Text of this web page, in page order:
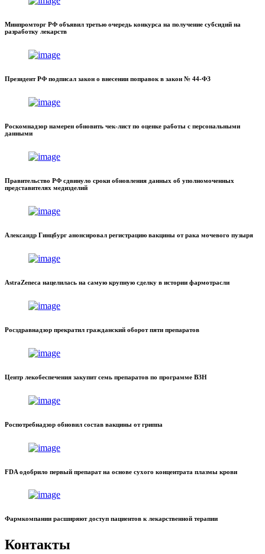
Минпромторг РФ объявил третью очередь конкурса на получение субсидий на
разработку лекарств
Президент РФ подписал закон о внесении поправок в закон № 44-ФЗ
Роскомнадзор намерен обновить чек-лист по оценке работы с персональными
данными
Правительство РФ сдвинуло сроки обновления данных об уполномоченных
представителях медизделий
Александр Гинцбург анонсировал регистрацию вакцины от рака мочевого пузыря
AstraZeneca нацелилась на самую крупную сделку в истории фармотрасли
Росздравнадзор прекратил гражданский оборот пяти препаратов
Центр лекобеспечения закупит семь препаратов по программе ВЗН
Роспотребнадзор обновил состав вакцины от гриппа
FDA одобрило первый препарат на основе сухого концентрата плазмы крови
Фармкомпании расширяют доступ пациентов к лекарственной терапии
Контакты